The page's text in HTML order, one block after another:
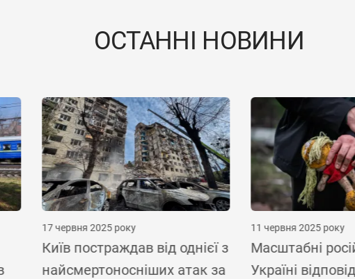
ОСТАННІ НОВИНИ
17 червня 2025 року
Київ постраждав від однієї з
найсмертоносніших атак за
11 червня 2025 року
Масштабні російські
Україні відповідають